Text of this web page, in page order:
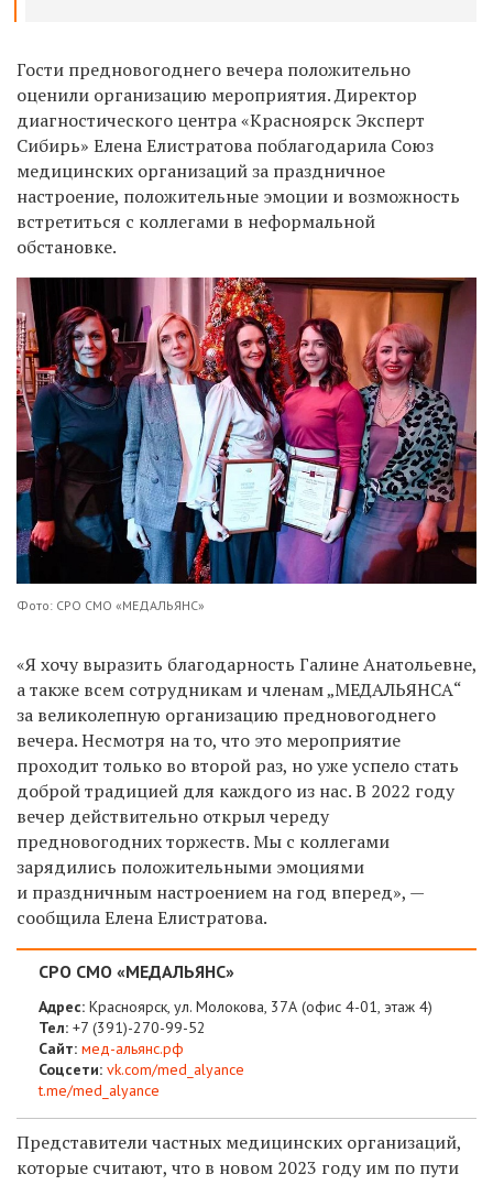
Гости предновогоднего вечера положительно
оценили организацию мероприятия. Директор
диагностического центра «Красноярск Эксперт
Сибирь» Елена Елистратова поблагодарила Союз
медицинских организаций за праздничное
настроение, положительные эмоции и возможность
встретиться с коллегами в неформальной
обстановке.
Фото: СРО СМО «МЕДАЛЬЯНС»
«Я хочу выразить благодарность Галине Анатольевне,
а также всем сотрудникам и членам „МЕДАЛЬЯНСА“
за великолепную организацию предновогоднего
вечера. Несмотря на то, что это мероприятие
проходит только во второй раз, но уже успело стать
доброй традицией для каждого из нас. В 2022 году
вечер действительно открыл череду
предновогодних торжеств. Мы с коллегами
зарядились положительными эмоциями
и праздничным настроением на год вперед», —
сообщила Елена Елистратова.
СРО СМО «МЕДАЛЬЯНС»
Адрес: Красноярск, ул. Молокова, 37А (офис 4-01, этаж 4)
Тел: +7 (391)-270-99-52
Сайт: мед-альянс.рф
Соцсети: vk.com/med_alyance
t.me/med_alyance
Представители частных медицинских организаций,
которые считают, что в новом 2023 году им по пути